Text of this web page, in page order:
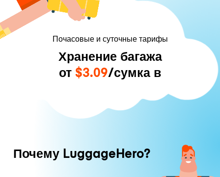
Почасовые и суточные тарифы
Хранение багажа
от $3.09/сумка в
Почему LuggageHero?